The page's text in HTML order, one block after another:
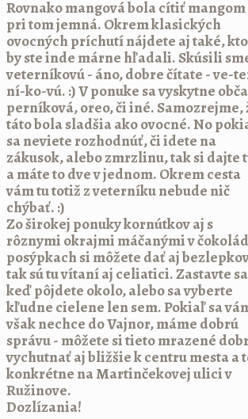
Rovnako mangová bola cítiť mangom
pri tom jemná. Okrem klasických
ovocných príchutí nájdete aj také,
by ste inde márne hľadali. Skúsili
veterníkovú - áno, dobre čítate - ve-
ní-ko-vú. :) V ponuke sa vyskytne
perníková, oreo, či iné. Samozrejme,
táto bola sladšia ako ovocné. No
sa neviete rozhodnúť, či idete na
zákusok, alebo zmrzlinu, tak si dajte
a máte to dve v jednom. Okrem cesta
vám tu totiž z veterníku nebude nič
chýbať. :)
Zo širokej ponuky kornútkov aj s
rôznymi okrajmi máčanými v
posýpkach si môžete dať aj
tak sú tu vítaní aj celiatici. Zastavte sa
keď pôjdete okolo, alebo sa vyberte
kľudne cielene len sem. Pokiaľ sa
však nechce do Vajnor, máme dobrú
správu - môžete si tieto mrazené
vychutnať aj bližšie k centru mesta a
konkrétne na Martinčekovej ulici v
Ružinove.
Dozlízania!